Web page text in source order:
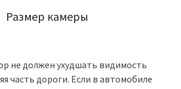
Размер камеры
не должен ухудшать видимость
часть дороги. Если в автомобиле